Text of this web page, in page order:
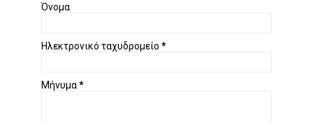
Όνομα
Ηλεκτρονικό ταχυδρομείο *
Μήνυμα*